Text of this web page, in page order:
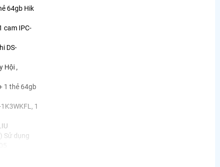
64gb Hik
cam IPC-
DS-
Hội ,
1 thẻ 64gb
1
Sử dụng